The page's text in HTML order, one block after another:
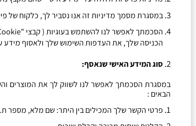
במסגרת מסמך מדיניות זה אנו נסביר לך, כלקוח של
הסכמתך לאפשר לנו להשתמש בעוגיות(קבצי "Cookie")
הכניסה שלך,את העדפות השימוש שלך ולאסוף מידע
סוג המידע האישי שנאסף:
במסגרת הסכמתך לאפשר לנו לשווק לך את המוצרים
הבאים :
פרטי הקשר שלך המכילים בין היתר:שם מלא, מספר ת.